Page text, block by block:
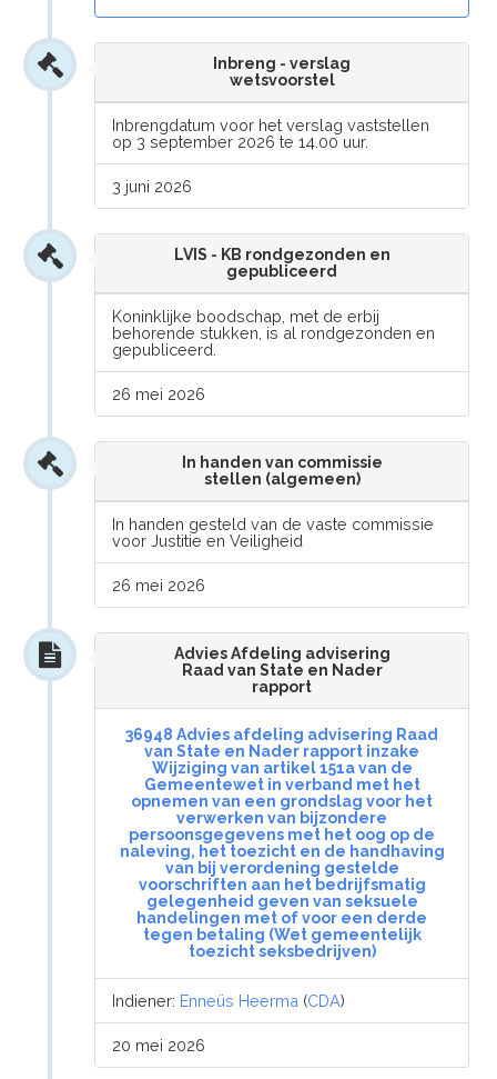
Inbreng - verslag
wetsvoorstel
Inbrengdatum voor het verslag vaststellen
op 3 september 2026 te 14.00 uur.
3 juni 2026
LVIS - KB rondgezonden en
gepubliceerd
Koninklijke boodschap, met de erbij
behorende stukken, is al rondgezonden en
gepubliceerd.
26 mei 2026
In handen van commissie
stellen (algemeen)
In handen gesteld van de vaste commissie
voor Justitie en Veiligheid
26 mei 2026
Advies Afdeling advisering
Raad van State en Nader
rapport
36948 Advies afdeling advisering Raad
van State en Nader rapport inzake
Wijziging van artikel 151a van de
Gemeentewet in verband met het
opnemen van een grondslag voor het
verwerken van bijzondere
persoonsgegevens met het oog op de
naleving, het toezicht en de handhaving
van bij verordening gestelde
voorschriften aan het bedrijfsmatig
gelegenheid geven van seksuele
handelingen met of voor een derde
tegen betaling (Wet gemeentelijk
toezicht seksbedrijven)
Indiener: Enneüs Heerma (CDA)
20 mei 2026